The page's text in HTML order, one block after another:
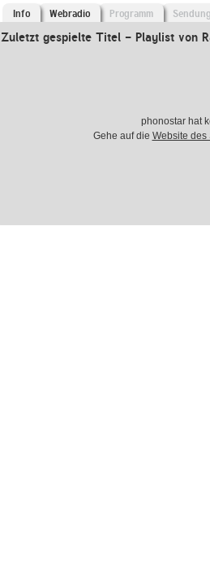
Info Webradio Programm
Zuletzt gespielte Titel - Playlist von
phonostar hat
Gehe auf die Website des